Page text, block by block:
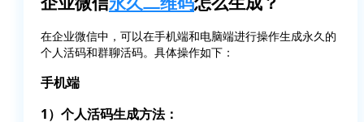
在企业微信中，可以在手机端和电脑端进行操作生成永久的
个人活码和群聊活码。具体操作如下：
手机端
1）个人活码生成方法：